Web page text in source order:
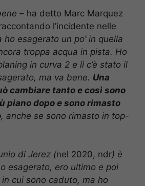
– ha detto Marc Marquez
accontando l’incidente nelle
ho esagerato un po’ in quella
troppa acqua in pista. Ho
in curva 2 e lì c’è stato il
ma va bene. Una
cambiare tanto e così sono
piano dopo e sono rimasto
, anche se sono rimasto in top-
di Jerez (nel 2020, ndr) è
esagerato, ero ultimo e poi
cui sono caduto, ma ho